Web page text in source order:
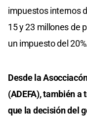
impuestos internos
15 y 23 millones de
un impuesto del
Desde la
(ADEFA), también
que la decisión del